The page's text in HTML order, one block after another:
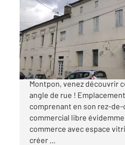
Ref : 10699
Maison à vendre
110 000 €
Situé sur l'artère principale
Montpon, venez découvrir
angle de rue !
comprenant en son rez-
commercial libre
commerce avec espace
créer ...